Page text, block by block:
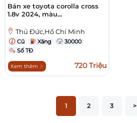
Bán xe toyota corolla cross
1.8v 2024, màu...
Thủ Đức,Hồ Chí Minh
Cũ Xăng
30000
Số TĐ
Xem thêm 720 Triệu
1 2 3 >